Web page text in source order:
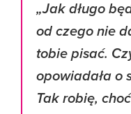
„Jak długo
od czego nie
tobie pisać.
opowiadała o
Tak robię,